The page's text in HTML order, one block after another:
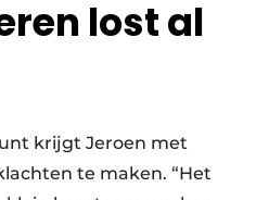
lost al
krijgt Jeroen met
te maken. “Het